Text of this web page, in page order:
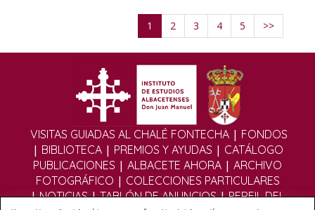
1 2 3 4 5 >>
VISITAS GUIADAS AL CHALÉ FONTECHA | FONDOS
| BIBLIOTECA| PREMIOS Y AYUDAS | CATÁLOGO
PUBLICACIONES | ALBACETE AHORA | ARCHIVO
FOTOGRÁFICO | COLECCIONES PARTICULARES
|NOTICIAS|TABLÓN DE ANUNCIOS|PERFIL DEL